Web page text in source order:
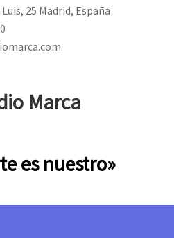
25 Madrid, España
Marca
es nuestro»